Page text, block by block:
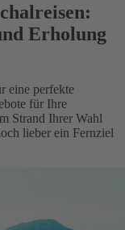
Erholung
eine perfekte
für Ihre
Strand Ihrer Wahl
lieber ein Fernziel